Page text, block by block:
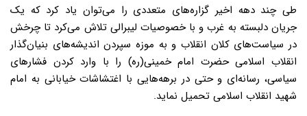
طی چند دهه اخیر گزاره‌های متعددی را می‌توان یاد کرد که یک
جریان دلبسته به غرب و با خصوصیات لیبرالی تلاش می‌کرد تا چرخش
در سیاست‌های کلان انقلاب و به موزه سپردن اندیشه‌های بنیان‌گذار
انقلاب اسلامی حضرت امام خمینی(ره) را با وارد کردن فشار‌های
سیاسی، رسانه‌ای و حتی در برهه‌هایی با اغتشاشات خیابانی به امام
شهید انقلاب اسلامی تحمیل نماید.